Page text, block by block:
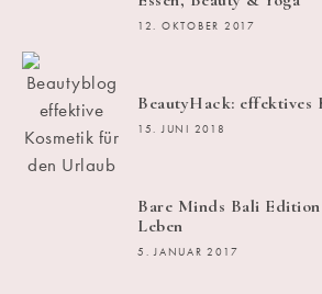
12. OKTOBER 2017
BeautyHack: effektives
15. JUNI 2018
Bare Minds Bali
Leben
5. JANUAR 2017